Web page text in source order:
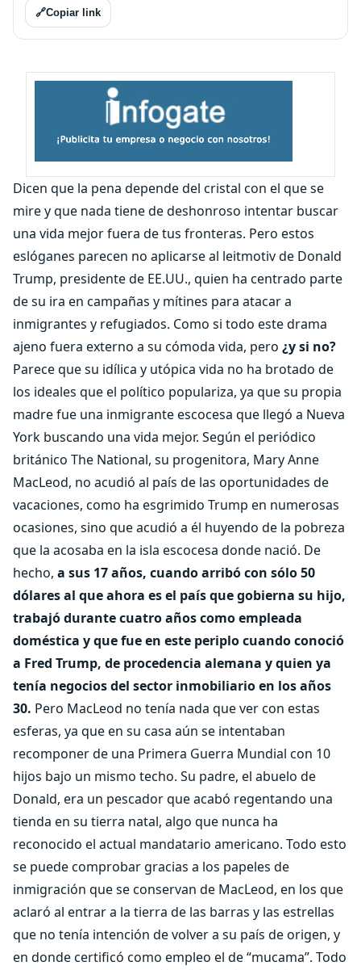
🔗Copiar link
Dicen que la pena depende del cristal con el que se
mire y que nada tiene de deshonroso intentar buscar
una vida mejor fuera de tus fronteras. Pero estos
eslóganes parecen no aplicarse al leitmotiv de Donald
Trump, presidente de EE.UU., quien ha centrado parte
de su ira en campañas y mítines para atacar a
inmigrantes y refugiados. Como si todo este drama
ajeno fuera externo a su cómoda vida, pero ¿y si no?
Parece que su idílica y utópica vida no ha brotado de
los ideales que el político populariza, ya que su propia
madre fue una inmigrante escocesa que llegó a Nueva
York buscando una vida mejor. Según el periódico
británico The National, su progenitora, Mary Anne
MacLeod, no acudió al país de las oportunidades de
vacaciones, como ha esgrimido Trump en numerosas
ocasiones, sino que acudió a él huyendo de la pobreza
que la acosaba en la isla escocesa donde nació. De
hecho, a sus 17 años, cuando arribó con sólo 50
dólares al que ahora es el país que gobierna su hijo,
trabajó durante cuatro años como empleada
doméstica y que fue en este periplo cuando conoció
a Fred Trump, de procedencia alemana y quien ya
tenía negocios del sector inmobiliario en los años
30. Pero MacLeod no tenía nada que ver con estas
esferas, ya que en su casa aún se intentaban
recomponer de una Primera Guerra Mundial con 10
hijos bajo un mismo techo. Su padre, el abuelo de
Donald, era un pescador que acabó regentando una
tienda en su tierra natal, algo que nunca ha
reconocido el actual mandatario americano. Todo esto
se puede comprobar gracias a los papeles de
inmigración que se conservan de MacLeod, en los que
aclaró al entrar a la tierra de las barras y las estrellas
que no tenía intención de volver a su país de origen, y
en donde certificó como empleo el de “mucama”. Todo